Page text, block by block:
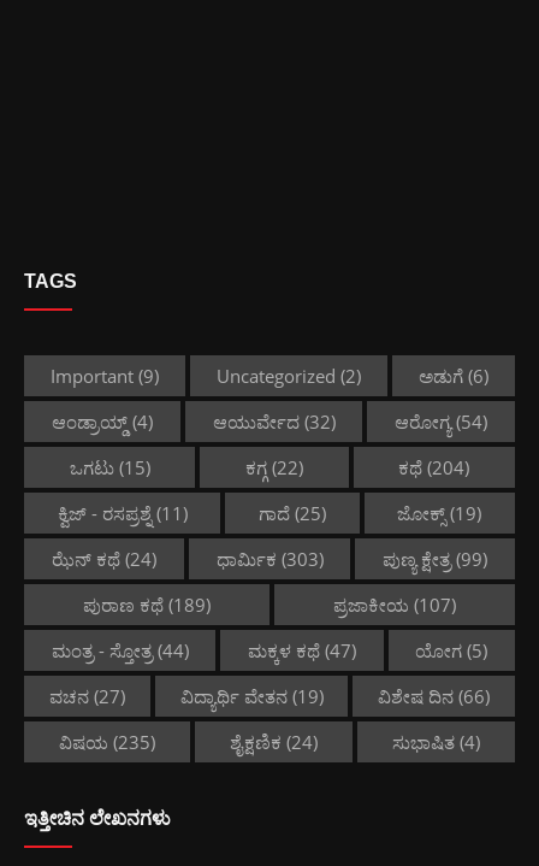
TAGS
Important (9) Uncategorized (2) ಅಡುಗೆ (6)
ಆಂಡ್ರಾಯ್ಡ್(4) ಆಯುರ್ವೇದ(32) ಆರೋಗ್ಯ(54)
ಒಗಟು(15) ಕಗ್ಗ(22) ಕಥೆ (204)
ಕ್ವಿಜ್ - ರಸಪ್ರಶ್ನೆ(11) ಗಾದೆ(25) ಜೋಕ್ಸ್(19)
ಝೆನ್ ಕಥೆ(24) ಧಾರ್ಮಿಕ (303) ಪುಣ್ಯ ಕ್ಷೇತ್ರ(99)
ಪುರಾಣ ಕಥೆ (189) ಪ್ರಜಾಕೀಯ (107)
ಮಂತ್ರ - ಸ್ತೋತ್ರ(44) ಮಕ್ಕಳ ಕಥೆ(47) ಯೋಗ (5)
ವಚನ(27) ವಿದ್ಯಾರ್ಥಿ ವೇತನ(19) ವಿಶೇಷ ದಿನ (66)
ವಿಷಯ (235) ಶೈಕ್ಷಣಿಕ (24) ಸುಭಾಷಿತ (4)
ಇತ್ತೀಚಿನ ಲೇಖನಗಳು